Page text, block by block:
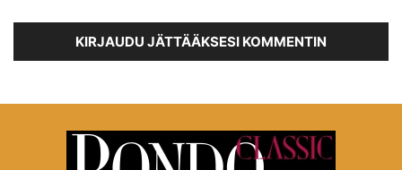
KIRJAUDU JÄTTÄÄKSESI KOMMENTIN